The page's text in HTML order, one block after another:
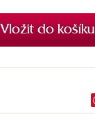
Vložit do košíku